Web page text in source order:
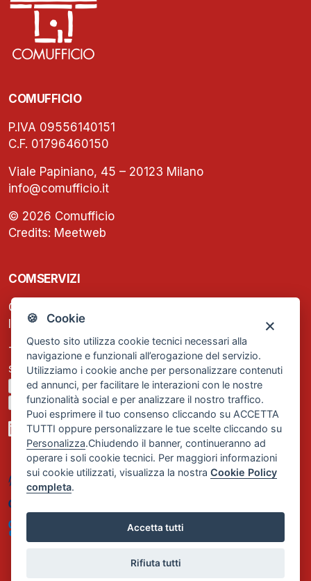
🍪 Cookie
Questo sito utilizza cookie tecnici necessari alla
navigazione e funzionali all’erogazione del servizio.
Utilizziamo i cookie anche per personalizzare contenuti
ed annunci, per facilitare le interazioni con le nostre
funzionalità social e per analizzare il nostro traffico.
Puoi esprimere il tuo consenso cliccando su ACCETTA
TUTTI oppure personalizzare le tue scelte cliccando su
Personalizza.Chiudendo il banner, continueranno ad
operare i soli cookie tecnici. Per maggiori informazioni
sui cookie utilizzati, visualizza la nostraCookie Policy
completa.
Accetta tutti
Rifiuta tutti
COMUFFICIO
P.IVA 09556140151
C.F. 01796460150
Viale Papiniano, 45 – 20123 Milano
info@comufficio.it
© 2026 Comufficio
Credits: Meetweb
COMSERVIZI
C.F. e P.IVA: 13474420158
Iscrizione REA Milano n. 1656740
Tel. +39 02 2838 1307
segreteria@comservizi.eu
Privacy Policy
Cookie Policy